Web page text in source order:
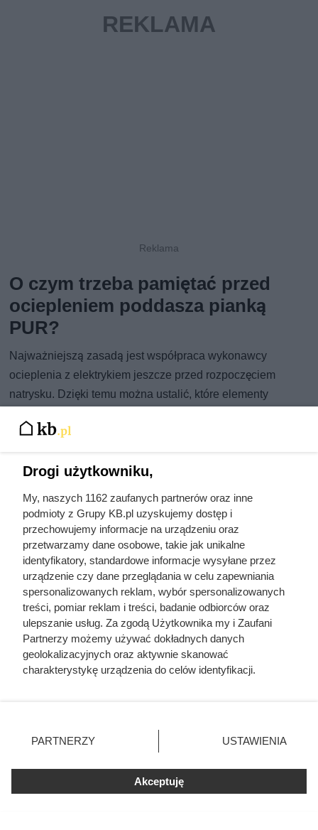
O czym trzeba pamiętać przed
ociepleniem poddasza pianką
PUR?
Najważniejszą zasadą jest współpraca wykonawcy
ocieplenia z elektrykiem jeszcze przed rozpoczęciem
natrysku. Dzięki temu można ustalić, które elementy
bezpiecznie przykryte warstwą izolacji.
obecnie nie planuje się montażu dodatkowych urządzeń,
pozostawienie odpowiednich przepustów lub rezerwowych
przewodów może znacząco ułatwić późniejszą rozbudowę
instalacji. Koszt wykonania takich przygotowań jest
niewielki w porównaniu z koniecznością wycinania gotowej
izolacji.
Pianka PUR pozostaje jednym z najskuteczniejszych
materiałów do ocieplania poddaszy, jednak jej trwałość
sprawia, że wszelkie błędy popełnione przed natryskiem
będą odczuwalne przez wiele lat. Dobre zaplanowanie
przebiegu instalacji elektrycznej, wykonanie dokumentacji
problemów podczas późniejszej eksploatacji domu.
Czytaj także:
Drogi użytkowniku,
My, naszych 1162 zaufanych partnerów oraz inne
podmioty z Grupy KB.pl uzyskujemy dostęp i
przechowujemy informacje na urządzeniu oraz
przetwarzamy dane osobowe, takie jak unikalne
identyfikatory, standardowe informacje wysyłane przez
urządzenie czy dane przeglądania w celu zapewniania
spersonalizowanych reklam, wybór spersonalizowanych
treści, pomiar reklam i treści, badanie odbiorców oraz
ulepszanie usług. Za zgodą Użytkownika my i Zaufani
Partnerzy możemy używać dokładnych danych
geolokalizacyjnych oraz aktywnie skanować
charakterystykę urządzenia do celów identyfikacji.
zmienić/wycofać klikając przycisk ustawień prywatności
znajdujący się w lewym dolnym rogu strony. Niektóre
użytkownika, ale masz prawo sprzeciwić się takiemu
przetwarzaniu. Preferencje będą miały zastosowania tylko
PARTNERZY USTAWIENIA
Akceptuję